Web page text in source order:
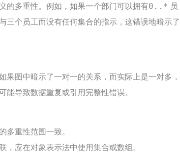
的多重性。例如，如果一个部门可以拥有0..* 员
三个 员工而没有任何集合的指示，这错误地暗示了
果图中暗示了一对一的关系，而实际上是一对多，
导致数据重复或引用完整性错误。
多重性范围一致。
应在对象表示法中使用集合或数组。